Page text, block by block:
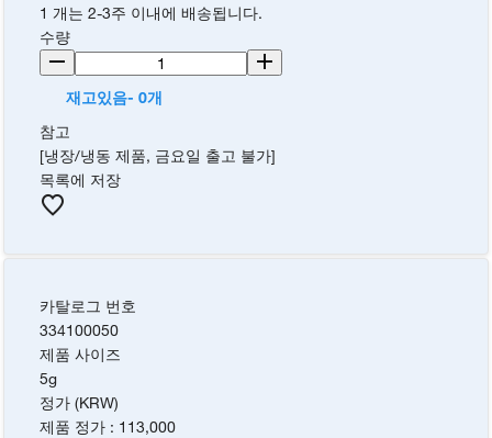
1 개는 2-3주 이내에 배송됩니다.
수량
재고있음- 0개
참고
[냉장/냉동 제품, 금요일 출고 불가]
목록에 저장
카탈로그 번호
334100050
제품 사이즈
5g
정가 (KRW)
제품 정가 : 113,000